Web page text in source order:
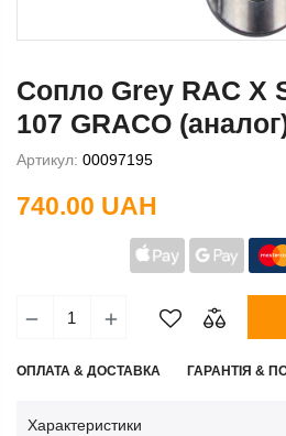
Сопло Grey RAC X
107 GRACO
Артикул: 00097195
740.00 UAH
ОПЛАТА & ДОСТАВКА ГАРАНТІЯ &
Характеристики